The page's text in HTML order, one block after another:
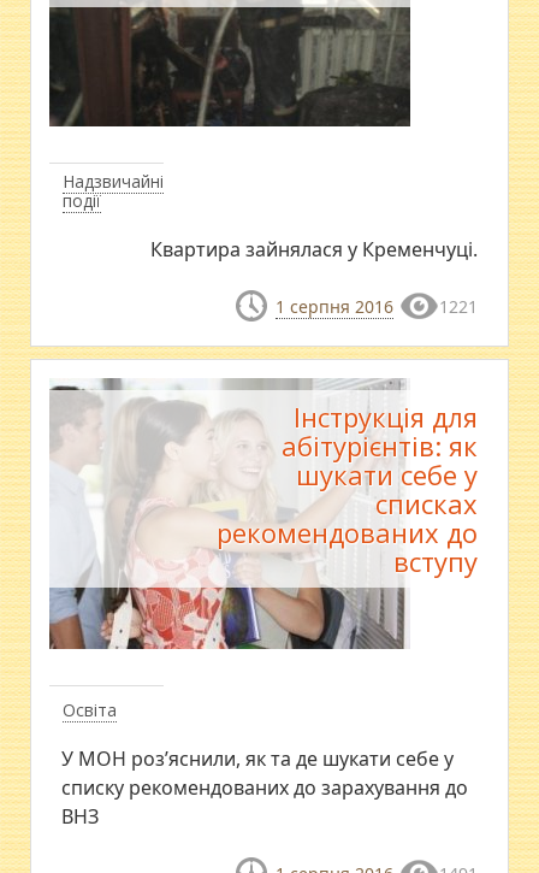
Надзвичайні
події
Квартира зайнялася у Кременчуці.
1 серпня 2016 1221
Освіта
Інструкція для
абітурієнтів: як
шукати себе у
списках
рекомендованих до
вступу
У МОН роз’яснили, як та де шукати себе у
списку рекомендованих до зарахування до
ВНЗ